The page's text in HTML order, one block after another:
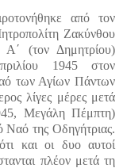
από τον
Ζακύνθου
Α΄ (τον Δημητρίου)
1945 στον
των Αγίων Πάντων
λίγες μέρες μετά
Μεγάλη Πέμπτη)
Ναό της Οδηγήτριας.
και οι δυο αυτοί
πλέον μετά τη